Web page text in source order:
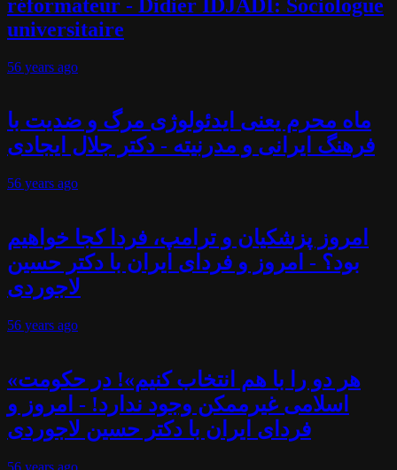
réformateur - Didier IDJADI: Sociologue
universitaire
56 years ago
ماه محرم یعنی ایدئولوژی مرگ و ضدیت با
فرهنگ ایرانی و مدرنیته - دکتر جلال ایجادی
56 years ago
امروز پزشکیان و ترامپ، فردا کجا خواهیم
بود؟ - امروز و فردای ایران با دکتر حسین
لاجوردی
56 years ago
«هر دو را با هم انتخاب کنیم»! در حکومت
اسلامی غیرممکن وجود ندارد! - امروز و
فردای ایران با دکتر حسین لاجوردی
56 years ago